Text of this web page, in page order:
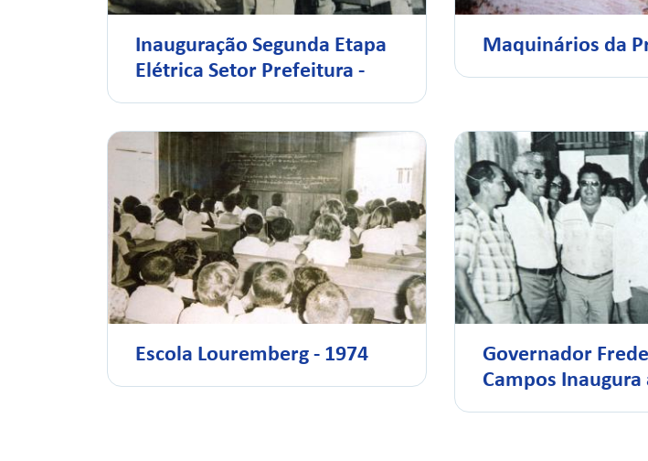
Inauguração Segunda Etapa
Elétrica Setor Prefeitura -
Maquinários da
Escola Louremberg - 1974
Governador
Campos Inaugura